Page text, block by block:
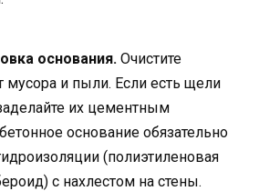
основания. Очистите
мусора и пыли. Если есть щели
их цементным
основание обязательно
(полиэтиленовая
с нахлестом на стены.